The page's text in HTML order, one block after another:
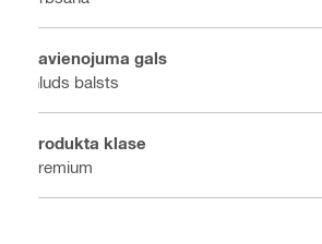
Savienojuma gals
Gluds balsts
Produkta klase
Premium